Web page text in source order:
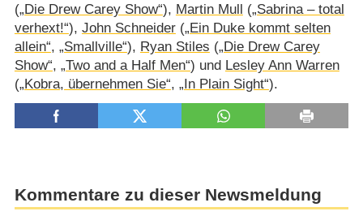
(„Die Drew Carey Show“), Martin Mull („Sabrina – total
verhext!“), John Schneider(„Ein Duke kommt selten
allein“, „Smallville“), Ryan Stiles („Die Drew Carey
Show“, „Two and a Half Men“) und Lesley Ann Warren
(„Kobra, übernehmen Sie“, „In Plain Sight“).
Kommentare zu dieser Newsmeldung